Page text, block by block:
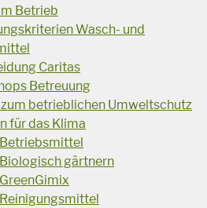
Betrieb
Wasch- und
Caritas
Betreuung
betrieblichen Umweltschutz
für das Klima
gärtnern